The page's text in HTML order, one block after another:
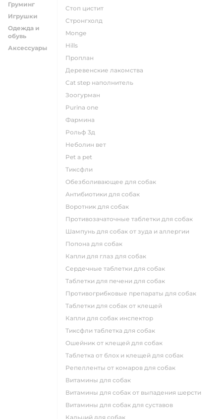
Груминг
Игрушки
Одежда и
обувь
Аксессуары
стоп цистит
стронгхолд
monge
hills
проплан
деревенские лакомства
cat step наполнитель
зоогурман
purina one
фармина
рольф 3д
неболин вет
pet a pet
тиксфли
обезболивающее для собак
антибиотики для собак
воротник для собак
противозачаточные таблетки для собак
шампунь для собак от зуда и аллергии
попона для собак
капли для глаз для собак
сердечные таблетки для собак
таблетки для печени для собак
противогрибковые препараты для собак
таблетки для собак от клещей
капли для собак инспектор
тиксфли таблетка для собак
ошейник от клещей для собак
таблетка от блох и клещей для собак
репелленты от комаров для собак
витамины для собак
витамины для собак от выпадения шерсти
витамины для собак для суставов
кальций для собак